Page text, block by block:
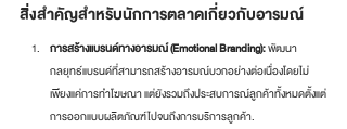
สิ่งสำคัญสำหรับนักการตลาดเกี่ยวกับอารมณ์
การสร้างแบรนด์ทางอารมณ์ (Emotional Branding): พัฒนา
กลยุทธ์แบรนด์ที่สามารถสร้างอารมณ์บวกอย่างต่อเนื่องโดยไม่
เพียงแค่การทำโฆษณา แต่ยังรวมถึงประสบการณ์ลูกค้าทั้งหมดตั้งแต่
การออกแบบผลิตภัณฑ์ไปจนถึงการบริการลูกค้า.